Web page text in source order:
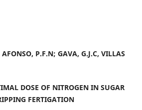
P.F.N; GAVA, G.J.C, VILLAS
DOSE OF NITROGEN IN SUGAR
FERTIGATION